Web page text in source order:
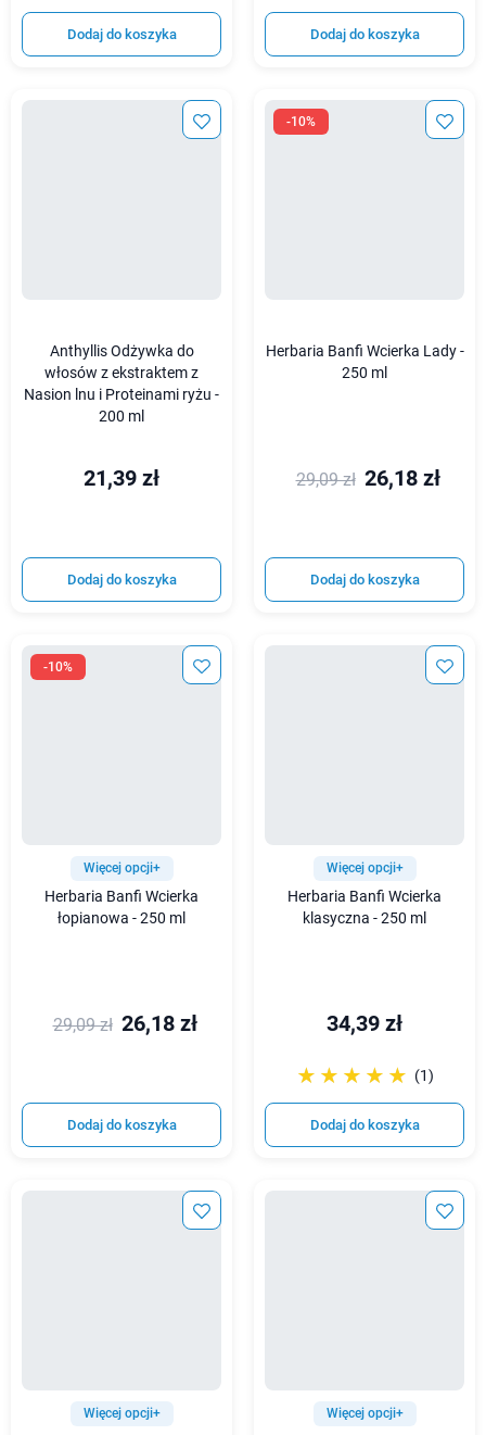
Dodaj do koszyka Dodaj do koszyka
Anthyllis Odżywka do
włosów z ekstraktem z
Nasion lnu i Proteinami ryżu -
200 ml
21,39 zł
Dodaj do koszyka
-10%
Herbaria Banfi Wcierka Lady -
250 ml
29,09 zł 26,18 zł
Dodaj do koszyka
-10%
Więcej opcji+
Herbaria Banfi Wcierka
łopianowa - 250 ml
29,09 zł 26,18 zł
Dodaj do koszyka
Więcej opcji+
Herbaria Banfi Wcierka
klasyczna - 250 ml
34,39 zł
☆☆☆☆☆
★★★★★ (1)
Dodaj do koszyka
Więcej opcji+ Więcej opcji+